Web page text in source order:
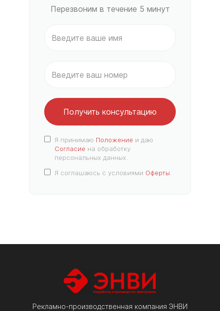
Перезвоним в течение 5 минут
Получить консультацию
Я принимаю Положение и даю
Согласие на обработку
персональных данных.
Я соглашаюсь с условиями Оферты
Рекламно-производственная компания ЭНВИ